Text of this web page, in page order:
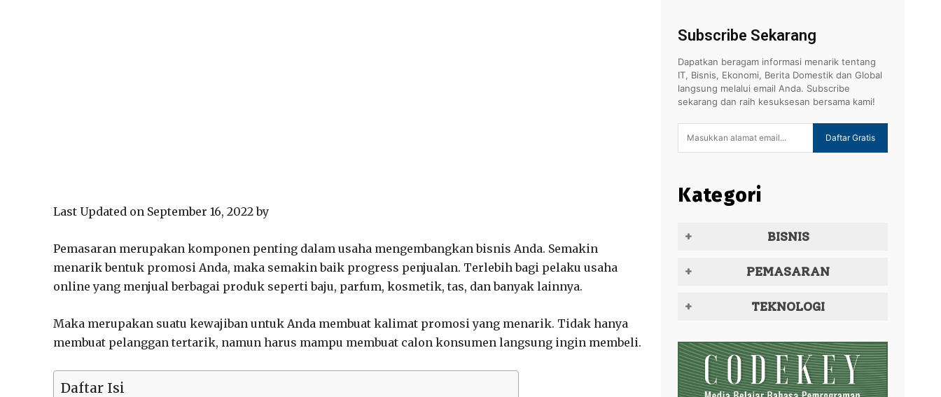
Last Updated on September 16, 2022 by
Pemasaran merupakan komponen penting dalam usaha mengembangkan bisnis Anda. Semakin
menarik bentuk promosi Anda, maka semakin baik progress penjualan. Terlebih bagi pelaku usaha
online yang menjual berbagai produk seperti baju, parfum, kosmetik, tas, dan banyak lainnya.
Maka merupakan suatu kewajiban untuk Anda membuat kalimat promosi yang menarik. Tidak hanya
membuat pelanggan tertarik, namun harus mampu membuat calon konsumen langsung ingin membeli.
Daftar Isi
Subscribe Sekarang
Dapatkan beragam informasi menarik tentang
IT, Bisnis, Ekonomi, Berita Domestik dan Global
langsung melalui email Anda. Subscribe
sekarang dan raih kesuksesan bersama kami!
Daftar Gratis
Kategori
BISNIS
PEMASARAN
TEKNOLOGI